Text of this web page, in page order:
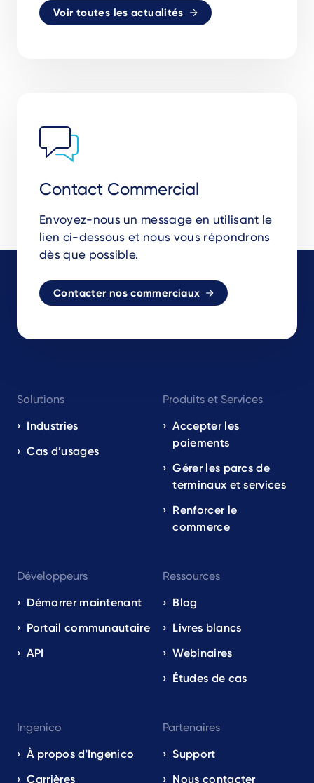
Voir toutes les actualités
Contact Commercial
Envoyez-nous un message en utilisant le
lien ci-dessous et nous vous répondrons
dès que possible.
Contacter nos commerciaux
navigation
EN
Solutions
Industries
Cas d’usages
Produits et Services
Accepter les
paiements
Gérer les parcs de
terminaux et services
Renforcer le
commerce
Développeurs
Démarrer maintenant
Portail communautaire
API
Ressources
Blog
Livres blancs
Webinaires
Études de cas
Ingenico
À propos d'Ingenico
Carrières
Partenaires
Support
Nous contacter